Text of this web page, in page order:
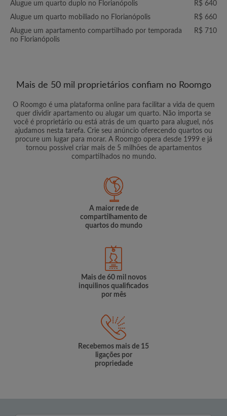
Alugue um quarto duplo no Florianópolis
R$ 640
Alugue um quarto mobiliado no Florianópolis
R$ 660
Alugue um apartamento compartilhado por temporada
no Florianópolis
R$ 710
Mais de 50 mil proprietários confiam no Roomgo
O Roomgo é uma plataforma online para facilitar a vida de quem
quer dividir apartamento ou alugar um quarto. Não importa se
você é proprietário ou está atrás de um quarto para aluguel, nós
ajudamos nesta tarefa. Crie seu anúncio oferecendo quartos ou
procure um lugar para morar. A Roomgo opera desde 1999 e já
tornou possível criar mais de 5 milhões de apartamentos
compartilhados no mundo.
A maior rede de
compartilhamento de
quartos do mundo
Mais de 60 mil novos
inquilinos qualificados
por mês
Recebemos mais de 15
ligações por
propriedade